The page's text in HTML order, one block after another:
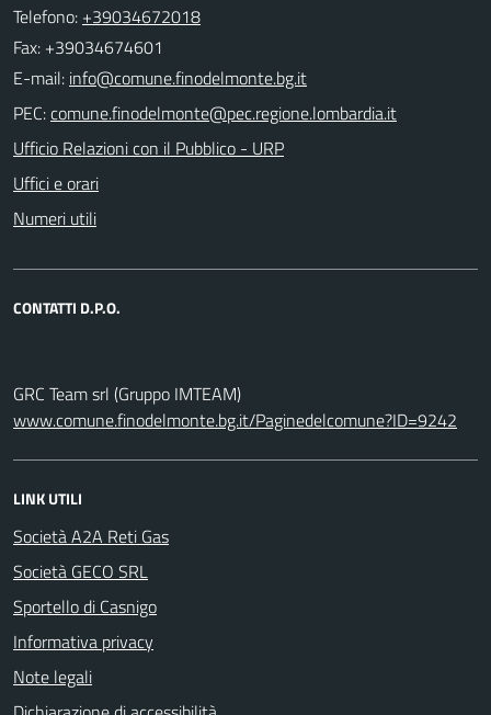
Telefono: +39034672018
Fax: +39034674601
E-mail:
PEC:
Ufficio Relazioni con il Pubblico - URP
Uffici e orari
Numeri utili
CONTATTI D.P.O.
GRC Team srl (Gruppo IMTEAM)
www.comune.finodelmonte.bg.it/Paginedelcomune?ID=9242
LINK UTILI
Società A2A Reti Gas
Società GECO SRL
Sportello di Casnigo
Informativa privacy
Note legali